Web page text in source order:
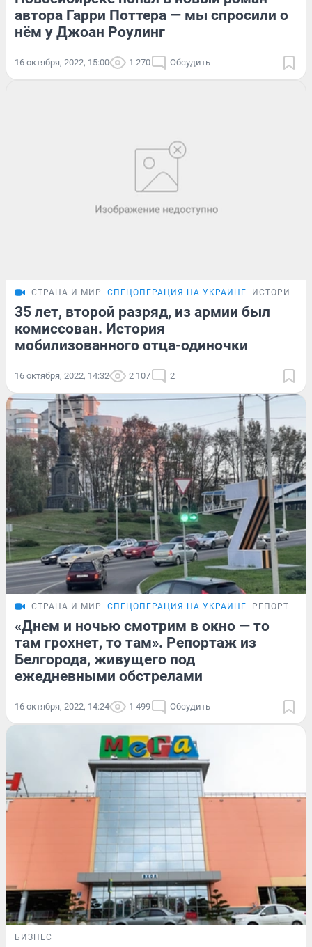
автора Гарри Поттера — мы спросили о
нём у Джоан Роулинг
16 октября, 2022, 15:00 1 270 Обсудить
СТРАНА И МИР СПЕЦОПЕРАЦИЯ НА УКРАИНЕ ИСТОРИИ
35 лет, второй разряд, из армии был
комиссован. История
мобилизованного отца-одиночки
16 октября, 2022, 14:32 2 107 2
СТРАНА И МИР СПЕЦОПЕРАЦИЯ НА УКРАИНЕ РЕПОРТАЖ
«Днем и ночью смотрим в окно — то
там грохнет, то там». Репортаж из
Белгорода, живущего под
ежедневными обстрелами
16 октября, 2022, 14:24 1 499 Обсудить
БИЗНЕС